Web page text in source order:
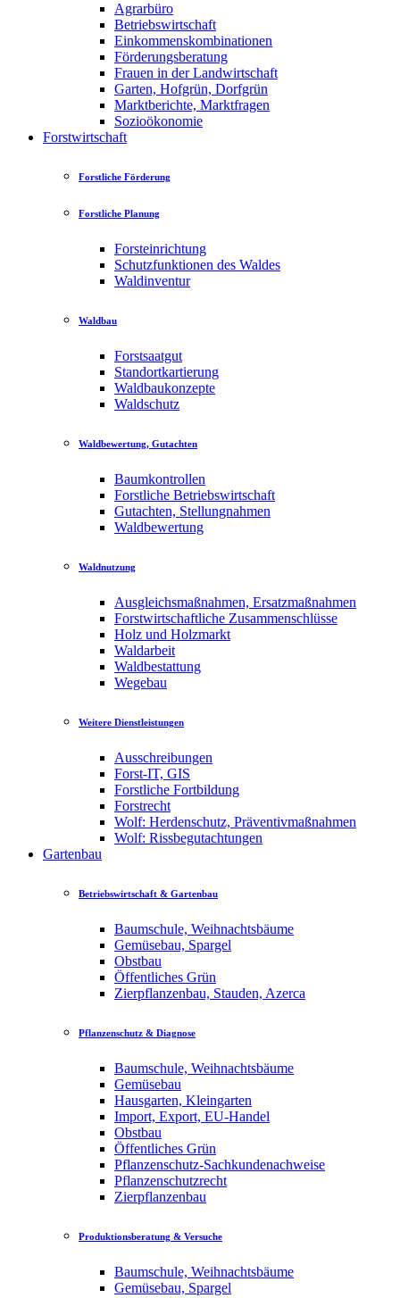
Agrarbüro
Betriebswirtschaft
Einkommenskombinationen
Förderungsberatung
Frauen in der Landwirtschaft
Garten, Hofgrün, Dorfgrün
Marktberichte, Marktfragen
Sozioökonomie
Forstwirtschaft
Forstliche Förderung
Forstliche Planung
Forsteinrichtung
Schutzfunktionen des Waldes
Waldinventur
Waldbau
Forstsaatgut
Standortkartierung
Waldbaukonzepte
Waldschutz
Waldbewertung, Gutachten
Baumkontrollen
Forstliche Betriebswirtschaft
Gutachten, Stellungnahmen
Waldbewertung
Waldnutzung
Ausgleichsmaßnahmen, Ersatzmaßnahmen
Forstwirtschaftliche Zusammenschlüsse
Holz und Holzmarkt
Waldarbeit
Waldbestattung
Wegebau
Weitere Dienstleistungen
Ausschreibungen
Forst-IT, GIS
Forstliche Fortbildung
Forstrecht
Wolf: Herdenschutz, Präventivmaßnahmen
Wolf: Rissbegutachtungen
Gartenbau
Betriebswirtschaft & Gartenbau
Baumschule, Weihnachtsbäume
Gemüsebau, Spargel
Obstbau
Öffentliches Grün
Zierpflanzenbau, Stauden, Azerca
Pflanzenschutz & Diagnose
Baumschule, Weihnachtsbäume
Gemüsebau
Hausgarten, Kleingarten
Import, Export, EU-Handel
Obstbau
Öffentliches Grün
Pflanzenschutz-Sachkundenachweise
Pflanzenschutzrecht
Zierpflanzenbau
Produktionsberatung & Versuche
Baumschule, Weihnachtsbäume
Gemüsebau, Spargel